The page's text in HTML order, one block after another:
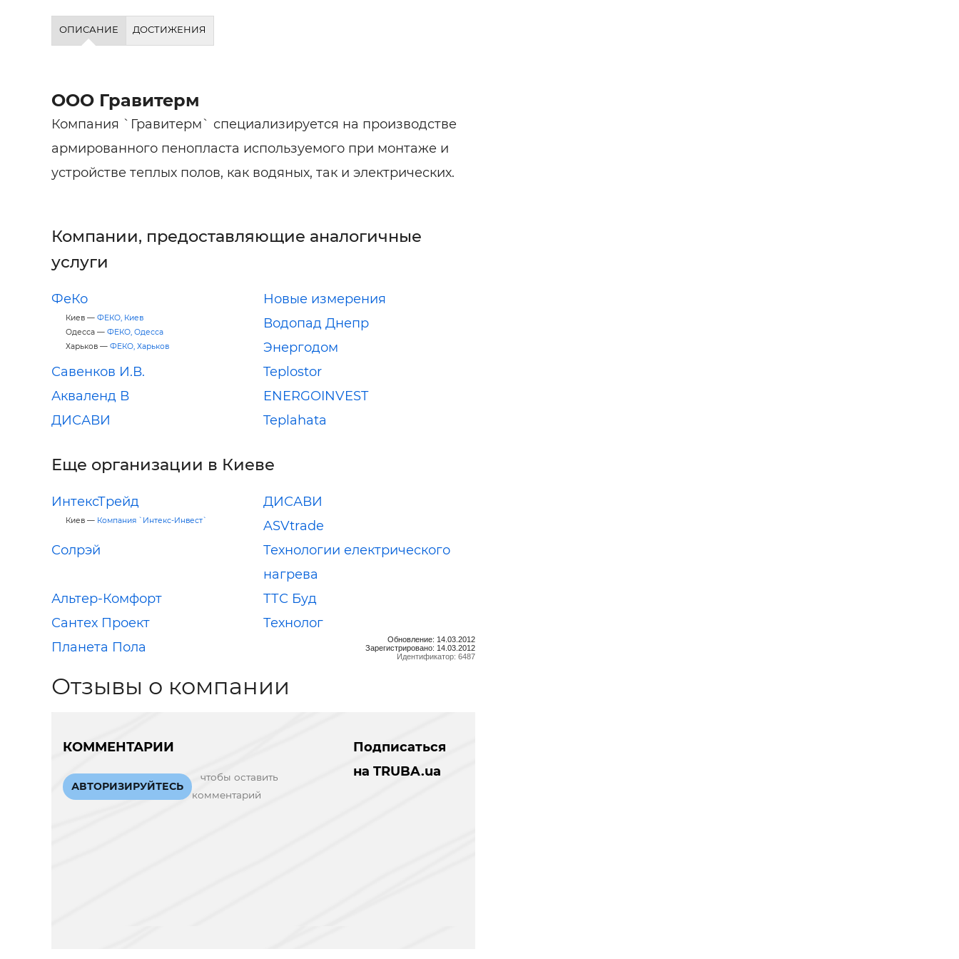
ОПИСАНИЕ ДОСТИЖЕНИЯ
ООО Гравитерм
Компания `Гравитерм` специализируется на производстве
армированного пенопласта используемого при монтаже и
устройстве теплых полов, как водяных, так и электрических.
Компании, предоставляющие аналогичные
услуги
ФеКо
Киев — ФЕКО, Киев
Одесса — ФЕКО, Одесса
Харьков — ФЕКО, Харьков
Новые измерения
Водопад Днепр
Энергодом
Савенков И.В.
Teplostor
Акваленд В
ENERGOINVEST
ДИСАВИ
Teplahata
Еще организации в Киеве
ИнтексТрейд
Киев — Компания `Интекс-Инвест`
ДИСАВИ
ASVtrade
Солрэй
Технологии електрического
нагрева
Альтер-Комфорт
ТТС Буд
Сантех Проект
Технолог
Планета Пола
Обновление: 14.03.2012
Зарегистрировано: 14.03.2012
Идентификатор: 6487
Отзывы о компании
КОММЕНТАРИИ
АВТОРИЗИРУЙТЕСЬ
чтобы оставить
комментарий
Подписаться
на TRUBA.ua